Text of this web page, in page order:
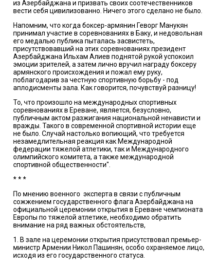
из Азербайджана и призвать своих соотечественников
вести себя цивилизованно. Ничего этого сделано не было.
Напомним, что когда боксер-армянин Геворг Манукян
принимал участие в соревнованиях в Баку, и недовольная
его медалью публика пыталась засвистеть,
присутствовавший на этих соревнованиях президент
Азербайджана Ильхам Алиев поднятой рукой успокоил
эмоции зрителей, а затем лично вручил награду боксеру
армянского происхождения и пожал ему руку,
поблагодарив за честную спортивную борьбу - под
аплодисменты зала. Как говорится, почувствуй разницу!
То, что произошло на международных спортивных
соревнованиях в Ереване, является, безусловно,
публичным актом разжигания национальной ненависти и
вражды. Такого в современной спортивной истории еще
не было. Случай настолько вопиющий, что требуется
незамедлительная реакция как Международной
федерации тяжелой атлетики, так и Международного
олимпийского комитета, а также международной
спортивной общественности".
* * *
По мнению военного эксперта в связи с публичным
сожжением государственного флага Азербайджана на
официальной церемонии открытия в Ереване чемпионата
Европы по тяжелой атлетике, необходимо обратить
внимание на ряд важных обстоятельств,
1. В зале на церемонии открытия присутствовал премьер-
министр Армении Никол Пашинян, особо охраняемое лицо,
исходя из его государственного статуса.